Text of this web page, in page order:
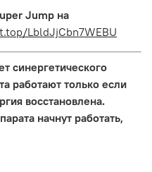
Jump на
LbldJjCbn7WEBU
синергетического
работают только если
восстановлена.
начнут работать,